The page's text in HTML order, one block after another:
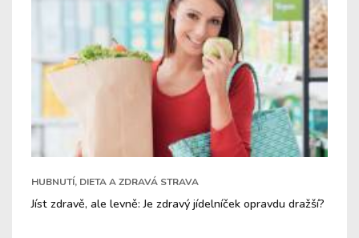
HUBNUTÍ, DIETA A ZDRAVÁ STRAVA
Jíst zdravě, ale levně: Je zdravý jídelníček opravdu dražší?